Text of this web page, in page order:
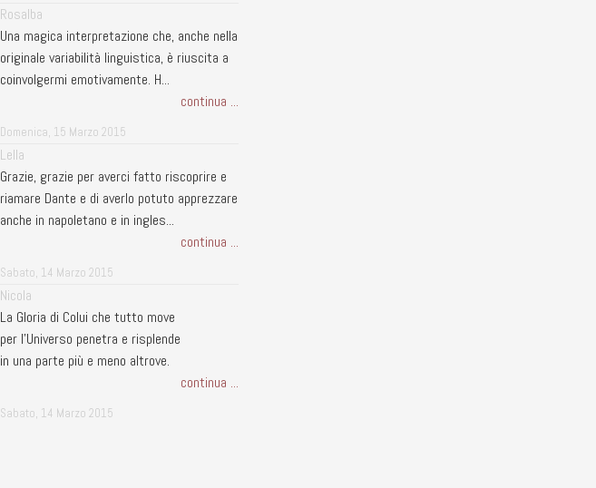
Rosalba
Una magica interpretazione che, anche nella
originale variabilità linguistica, è riuscita a
coinvolgermi emotivamente. H...
continua ...
Domenica, 15 Marzo 2015
Lella
Grazie, grazie per averci fatto riscoprire e
riamare Dante e di averlo potuto apprezzare
anche in napoletano e in ingles...
continua ...
Sabato, 14 Marzo 2015
Nicola
La Gloria di Colui che tutto move
per l'Universo penetra e risplende
in una parte più e meno altrove.
continua ...
Sabato, 14 Marzo 2015